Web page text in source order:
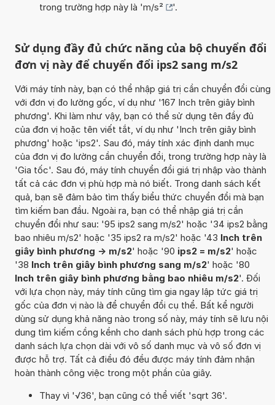
trong trường hợp này là 'm/s² '.
Sử dụng đầy đủ chức năng của bộ chuyển đổi
đơn vị này để chuyển đổi ips2 sang m/s2
Với máy tính này, bạn có thể nhập giá trị cần chuyển đổi cùng
với đơn vị đo lường gốc, ví dụ như '167 Inch trên giây bình
phương'. Khi làm như vậy, bạn có thể sử dụng tên đầy đủ
của đơn vị hoặc tên viết tắt, ví dụ như 'Inch trên giây bình
phương' hoặc 'ips2'. Sau đó, máy tính xác định danh mục
của đơn vị đo lường cần chuyển đổi, trong trường hợp này là
'Gia tốc'. Sau đó, máy tính chuyển đổi giá trị nhập vào thành
tất cả các đơn vị phù hợp mà nó biết. Trong danh sách kết
quả, bạn sẽ đảm bảo tìm thấy biểu thức chuyển đổi mà bạn
tìm kiếm ban đầu. Ngoài ra, bạn có thể nhập giá trị cần
chuyển đổi như sau: '95 ips2 sang m/s2' hoặc '34 ips2 bằng
bao nhiêu m/s2' hoặc '35 ips2 ra m/s2' hoặc '43 Inch trên
giây bình phương -> m/s2' hoặc '90 ips2 = m/s2' hoặc
'38 Inch trên giây bình phương sang m/s2' hoặc '80
Inch trên giây bình phương bằng bao nhiêu m/s2'. Đối
với lựa chọn này, máy tính cũng tìm gia ngay lập tức giá trị
gốc của đơn vị nào là để chuyển đổi cụ thể. Bất kể người
dùng sử dụng khả năng nào trong số này, máy tính sẽ lưu nội
dung tìm kiếm cồng kềnh cho danh sách phù hợp trong các
danh sách lựa chọn dài với vô số danh mục và vô số đơn vị
được hỗ trợ. Tất cả điều đó đều được máy tính đảm nhận
hoàn thành công việc trong một phần của giây.
Thay vì '√36', bạn cũng có thể viết 'sqrt 36'.